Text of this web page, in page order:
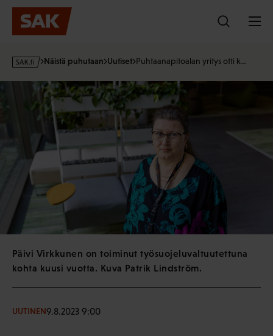
Hyppää
sisältöön
s
Näistä puhutaan Uutiset Puhtaanapitoalan yritys otti k…
Päivi Virkkunen on toiminut työsuojeluvaltuutettuna
kohta kuusi vuotta. Kuva Patrik Lindström.
UUTINEN9.8.2023 9:00